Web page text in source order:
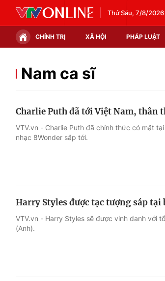
Thứ Sáu, 7/8/2026
CHÍNH TRỊ XÃ HỘI PHÁP LUẬT
Chính trị
Thế giới đó đây
Nam ca sĩ
Charlie Puth đã tới Việt Nam, thân
VTV.vn - Charlie Puth đã chính thức có mặt
nhạc 8Wonder sắp tới.
Harry Styles được tạc tượng sáp tại
VTV.vn - Harry Styles sẽ được vinh danh với
(Anh).